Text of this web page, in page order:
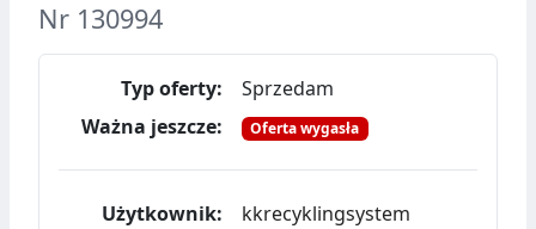
Nr 130994
Typ oferty:
Sprzedam
Ważna jeszcze:
Oferta wygasła
Użytkownik:
kkrecyklingsystem